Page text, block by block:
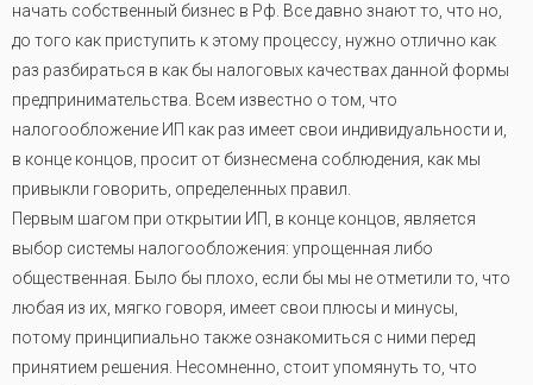
начать собственный бизнес в Рф. Все давно знают то, что но,
до того как приступить к этому процессу, нужно отлично как
раз разбираться в как бы налоговых качествах данной формы
предпринимательства. Всем известно о том, что
налогообложение ИП как раз имеет свои индивидуальности и,
в конце концов, просит от бизнесмена соблюдения, как мы
привыкли говорить, определенных правил.
Первым шагом при открытии ИП, в конце концов, является
выбор системы налогообложения: упрощенная либо
общественная. Было бы плохо, если бы мы не отметили то, что
любая из их, мягко говоря, имеет свои плюсы и минусы,
потому принципиально также ознакомиться с ними перед
принятием решения. Несомненно, стоит упомянуть то, что